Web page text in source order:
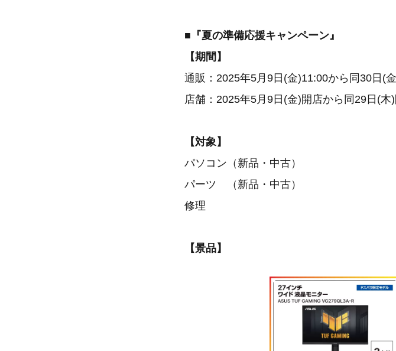
■『夏の準備応援キャンペーン』
【期間】
通販：2025年5月9日(金)11:00から同30日(
店舗：2025年5月9日(金)開店から同29日(木
【対象】
パソコン（新品・中古）
パーツ （新品・中古）
修理
【景品】